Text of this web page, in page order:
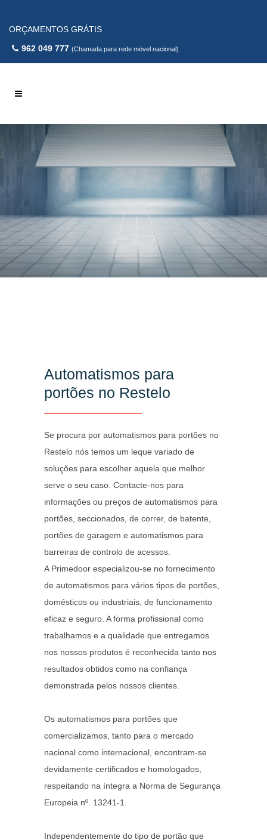
ORÇAMENTOS GRÁTIS
962 049 777 (Chamada para rede móvel nacional)
Automatismos para
portões no Restelo
Se procura por automatismos para portões no
Restelo nós temos um leque variado de
soluções para escolher aquela que melhor
serve o seu caso. Contacte-nos para
informações ou preços de automatismos para
portões, seccionados, de correr, de batente,
portões de garagem e automatismos para
barreiras de controlo de acessos.
A Primedoor especializou-se no fornecimento
de automatismos para vários tipos de portões,
domésticos ou industriais, de funcionamento
eficaz e seguro. A forma profissional como
trabalhamos e a qualidade que entregamos
nos nossos produtos é reconhecida tanto nos
resultados obtidos como na confiança
demonstrada pelos nossos clientes.
Os automatismos para portões que
comercializamos, tanto para o mercado
nacional como internacional, encontram-se
devidamente certificados e homologados,
respeitando na íntegra a Norma de Segurança
Europeia nº. 13241-1.
Independentemente do tipo de portão que